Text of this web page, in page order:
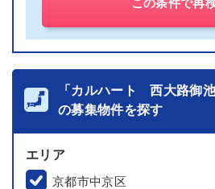
この条件で再
「カルハート 西大路御
の募集物件を探す
エリア
京都市中京区